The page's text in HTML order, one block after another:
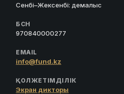
Сенбі–Жексенбі: демалыс
БСН
970840000277
EMAIL
info@fund.kz
ҚОЛЖЕТІМДІЛІК
Экран дикторы